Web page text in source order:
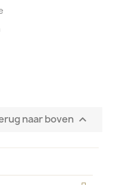
naar boven 